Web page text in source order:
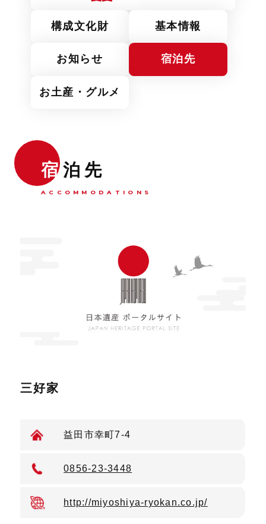
構成文化財 基本情報
お知らせ 宿泊先
お土産・グルメ
宿泊先
ACCOMMODATIONS
三好家
益田市幸町7-4
0856-23-3448
http://miyoshiya-ryokan.co.jp/